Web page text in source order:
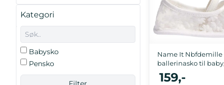
Kategori
Babysko
Pensko
Name It Nbfdemille
ballerinasko til
159,-